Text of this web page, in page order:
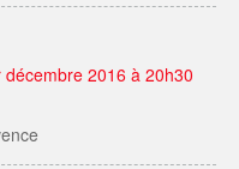
2016 à 20h30